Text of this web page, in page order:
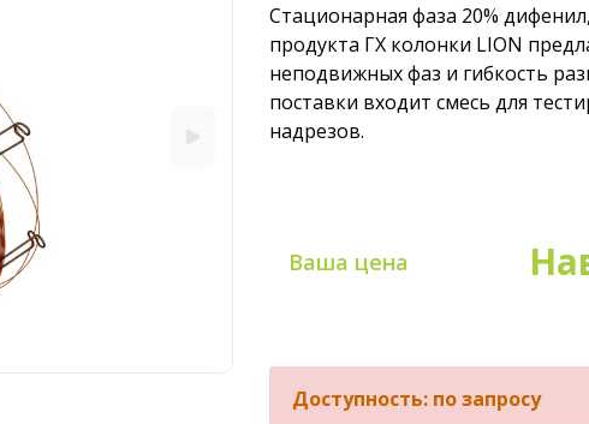
Стационарная фаза 20%
продукта ГХ колонки LION
неподвижных фаз и гибкость
поставки входит смесь для
надрезов.
Ваша цена
Доступность: по запросу